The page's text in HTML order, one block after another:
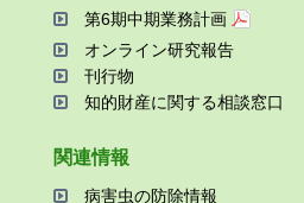
第6期中期業務計画
オンライン研究報告
刊⾏物
知的財産に関する相談窓⼝
関連情報
病害⾍の防除情報